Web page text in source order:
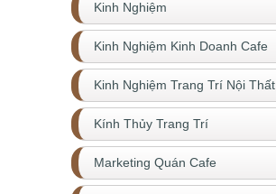
Kinh Nghiệm
Kinh Nghiệm Kinh Doanh Cafe
Kinh Nghiệm Trang Trí Nội Thất
Kính Thủy Trang Trí
Marketing Quán Cafe